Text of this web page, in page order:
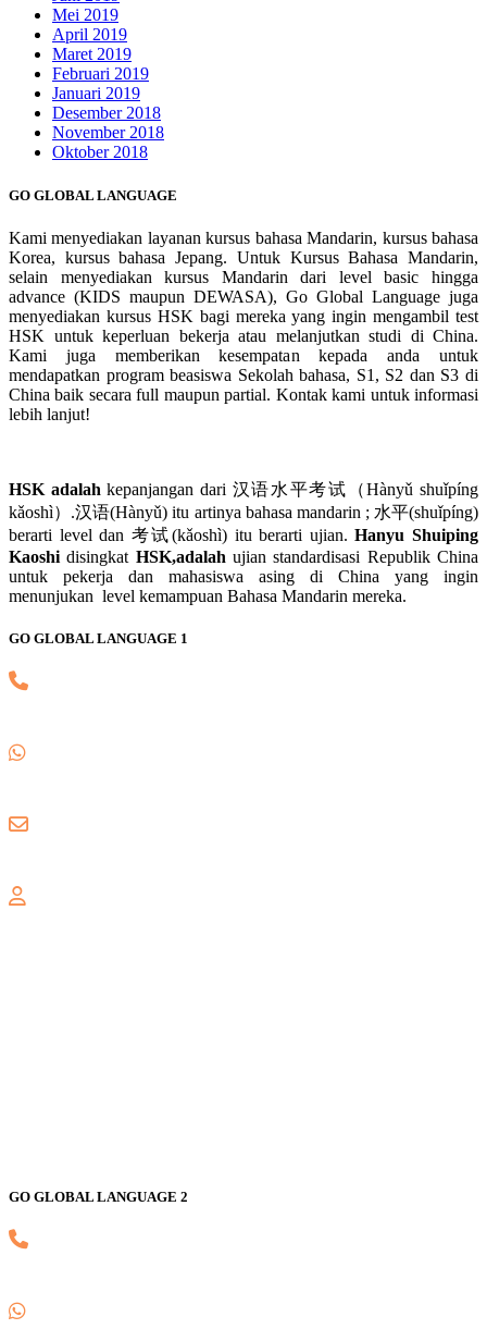
Mei 2019
April 2019
Maret 2019
Februari 2019
Januari 2019
Desember 2018
November 2018
Oktober 2018
GO GLOBAL LANGUAGE
Kami menyediakan layanan kursus bahasa Mandarin, kursus bahasa
Korea, kursus bahasa Jepang. Untuk Kursus Bahasa Mandarin,
selain menyediakan kursus Mandarin dari level basic hingga
advance (KIDS maupun DEWASA), Go Global Language juga
menyediakan kursus HSK bagi mereka yang ingin mengambil test
HSK untuk keperluan bekerja atau melanjutkan studi di China.
Kami juga memberikan kesempatan kepada anda untuk
mendapatkan program beasiswa Sekolah bahasa, S1, S2 dan S3 di
China baik secara full maupun partial. Kontak kami untuk informasi
lebih lanjut!
HSK adalah kepanjangan dari 汉语水平考试（Hànyǔ shuǐpíng
kǎoshì）.汉语(Hànyǔ) itu artinya bahasa mandarin ; 水平(shuǐpíng)
berarti level dan 考试(kǎoshì) itu berarti ujian.Hanyu Shuiping
Kaoshi disingkat HSK,adalah ujian standardisasi Republik China
untuk pekerja dan mahasiswa asing di China yang ingin
menunjukan level kemampuan Bahasa Mandarin mereka.
GO GLOBAL LANGUAGE 1
GO GLOBAL LANGUAGE 2